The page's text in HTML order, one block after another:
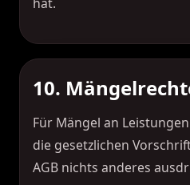
10.
Für Mängel an
die gesetzlichen
AGB nichts anderes